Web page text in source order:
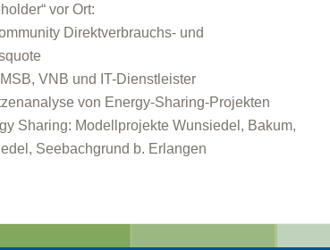
vor Ort:
Direktverbrauchs- und
VNB und IT-Dienstleister
von Energy-Sharing-Projekten
Sharing: Modellprojekte Wunsiedel, Bakum,
Seebachgrund b. Erlangen